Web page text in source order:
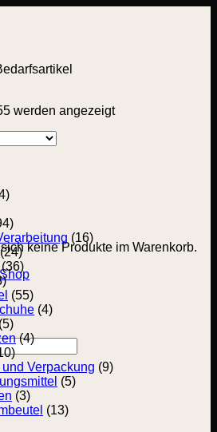
keine Produkte im Warenkorb.
werden angezeigtNach
(16)
(24)
(36)
(55)
(4)
(5)
(4)
Verpackung (9)
(5)
(3)
(13)